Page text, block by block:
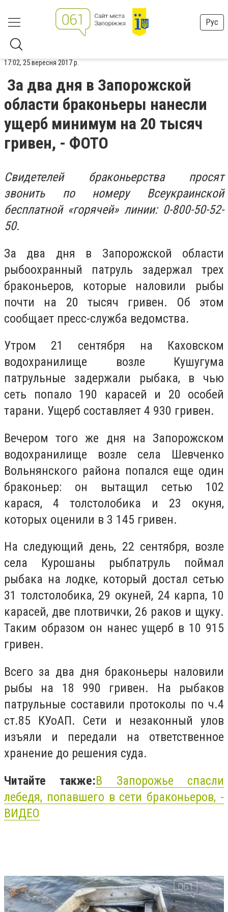
Рус
17:02, 25 вересня 2017 р.
За два дня в Запорожской
области браконьеры нанесли
ущерб минимум на 20 тысяч
гривен, - ФОТО
Свидетелей браконьерства просят
звонить по номеру Всеукраинской
бесплатной «горячей» линии: 0-800-50-52-
50.
За два дня в Запорожской области
рыбоохранный патруль задержал трех
браконьеров, которые наловили рыбы
почти на 20 тысяч гривен. Об этом
сообщает пресс-служба ведомства.
Утром 21 сентября на Каховском
водохранилище возле Кушугума
патрульные задержали рыбака, в чью
сеть попало 190 карасей и 20 особей
тарани. Ущерб составляет 4 930 гривен.
Вечером того же дня на Запорожском
водохранилище возле села Шевченко
Вольнянского района попался еще один
браконьер: он вытащил сетью 102
карася, 4 толстолобика и 23 окуня,
которых оценили в 3 145 гривен.
На следующий день, 22 сентября, возле
села Курошаны рыбпатруль поймал
рыбака на лодке, который достал сетью
31 толстолобика, 29 окуней, 24 карпа, 10
карасей, две плотвички, 26 раков и щуку.
Таким образом он нанес ущерб в 10 915
гривен.
Всего за два дня браконьеры наловили
рыбы на 18 990 гривен. На рыбаков
патрульные составили протоколы по ч.4
ст.85 КУоАП. Сети и незаконный улов
изъяли и передали на ответственное
хранение до решения суда.
Читайте также:В Запорожье спасли
лебедя, попавшего в сети браконьеров, -
ВИДЕО